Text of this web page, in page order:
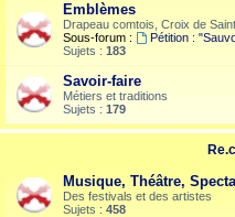
Emblèmes
Drapeau comtois, Croix de
Sous-forum :
Pétition :
Sujets : 183
Savoir-faire
Métiers et traditions
Sujets : 179
Musique, Théâtre,
Des festivals et des artistes
Sujets : 458